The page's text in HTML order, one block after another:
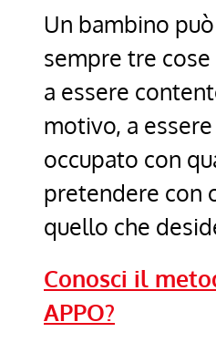
Un bambino
sempre tre
a essere
motivo, a
occupato con
pretendere con
quello che
Conosci il
APPO?